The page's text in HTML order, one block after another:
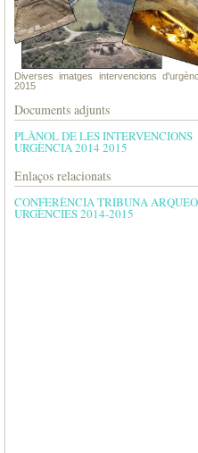
Diverses imatges intervencions
2015
Documents adjunts
PLÀNOL DE LES INTERVENCIONS
URGÈNCIA 2014 2015
Enlaços relacionats
CONFERÈNCIA TRIBUNA
URGÈNCIES 2014-2015